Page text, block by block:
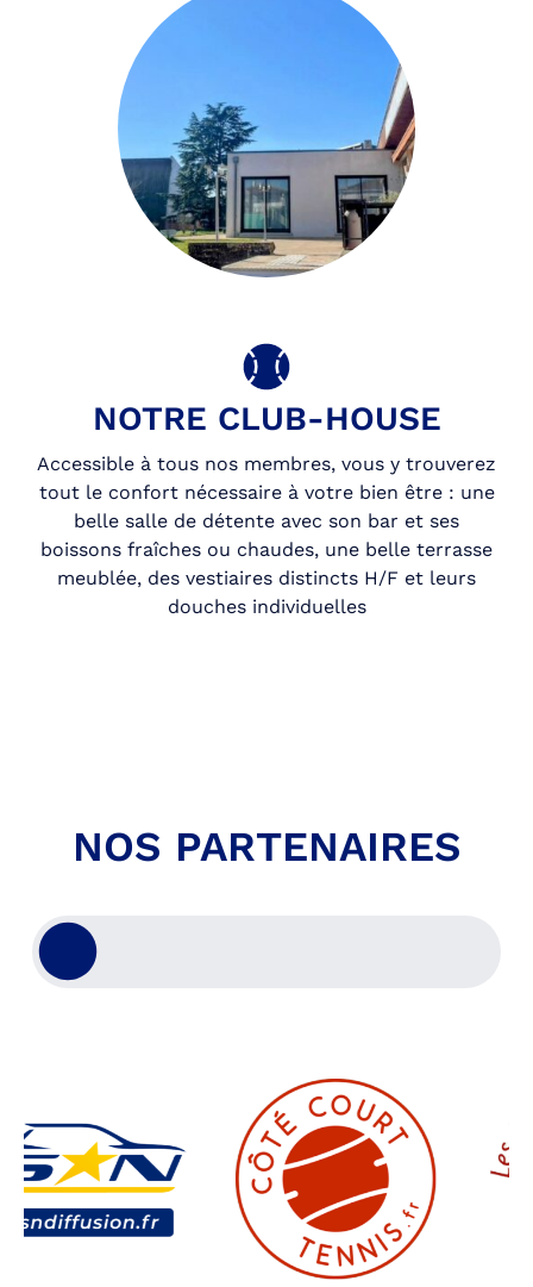
NOTRE CLUB-HOUSE
Accessible à tous nos membres, vous y trouverez
tout le confort nécessaire à votre bien être : une
belle salle de détente avec son bar et ses
boissons fraîches ou chaudes, une belle terrasse
meublée, des vestiaires distincts H/F et leurs
douches individuelles
NOS PARTENAIRES